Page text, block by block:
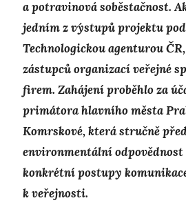
a potravinová soběstačnost.
jedním z výstupů projektu
Technologickou agenturou
zástupců organizací veřejné
firem. Zahájení proběhlo za
primátora hlavního města
Komrskové, která stručně
environmentální
konkrétní postupy
k veřejnosti.